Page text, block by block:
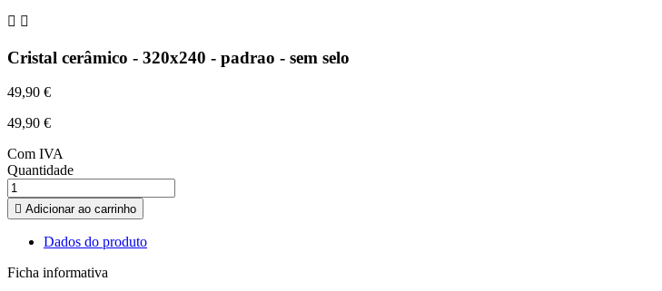
 
Cristal cerâmico - 320x240 - padrao - sem selo
49,90 €
49,90 €
Com IVA
Quantidade
 Adicionar ao carrinho
Dados do produto
Ficha informativa